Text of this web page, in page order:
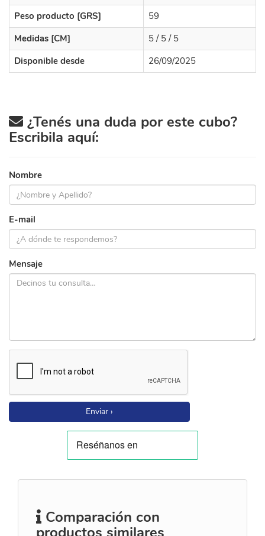
Peso producto [GRS]
59
Medidas [CM]
5 / 5 / 5
Disponible desde
26/09/2025
¿Tenés una duda por este cubo?
Escribila aquí:
Nombre
E-mail
Mensaje
Enviar ›
Comparación con